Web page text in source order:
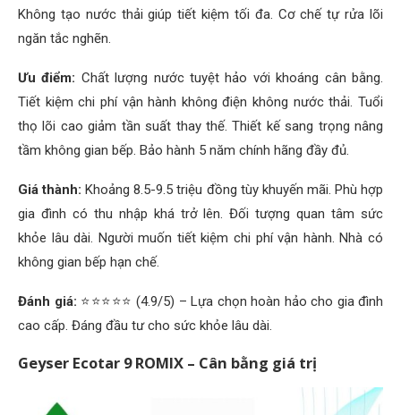
Không tạo nước thải giúp tiết kiệm tối đa. Cơ chế tự rửa lõi
ngăn tắc nghẽn.
Ưu điểm: Chất lượng nước tuyệt hảo với khoáng cân bằng.
Tiết kiệm chi phí vận hành không điện không nước thải. Tuổi
thọ lõi cao giảm tần suất thay thế. Thiết kế sang trọng nâng
tầm không gian bếp. Bảo hành 5 năm chính hãng đầy đủ.
Giá thành: Khoảng 8.5-9.5 triệu đồng tùy khuyến mãi. Phù hợp
gia đình có thu nhập khá trở lên. Đối tượng quan tâm sức
khỏe lâu dài. Người muốn tiết kiệm chi phí vận hành. Nhà có
không gian bếp hạn chế.
Đánh giá: ⭐⭐⭐⭐⭐ (4.9/5) – Lựa chọn hoàn hảo cho gia đình
cao cấp. Đáng đầu tư cho sức khỏe lâu dài.
Geyser Ecotar 9 ROMIX – Cân bằng giá trị